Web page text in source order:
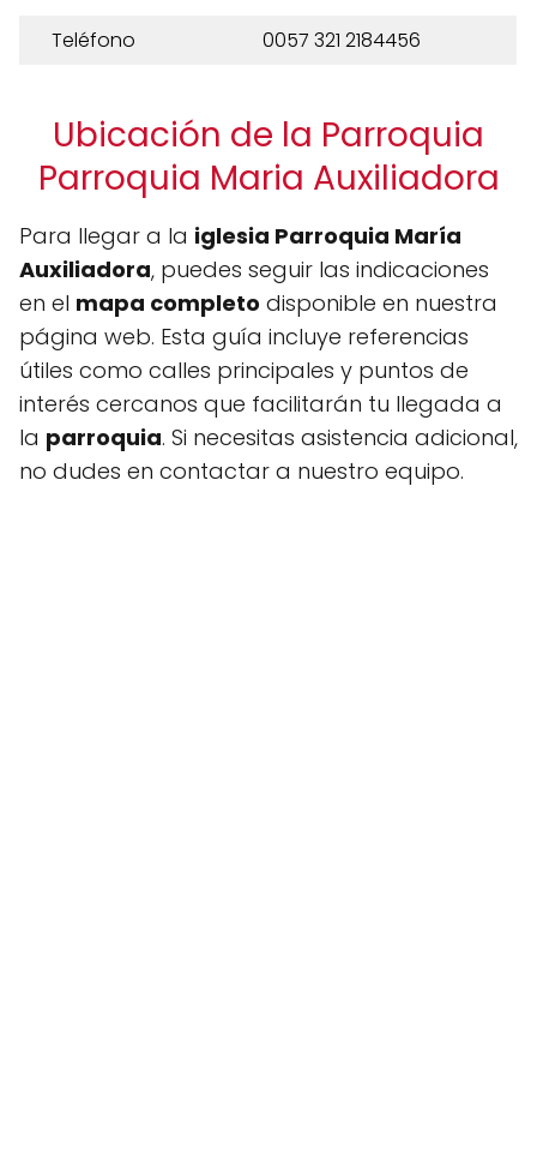
Teléfono
0057 321 2184456
Ubicación de la Parroquia
Parroquia Maria Auxiliadora
Para llegar a la iglesia Parroquia María
Auxiliadora, puedes seguir las indicaciones
en el mapa completo disponible en nuestra
página web. Esta guía incluye referencias
útiles como calles principales y puntos de
interés cercanos que facilitarán tu llegada a
la parroquia. Si necesitas asistencia adicional,
no dudes en contactar a nuestro equipo.